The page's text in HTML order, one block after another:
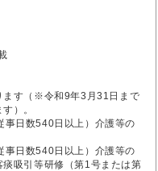
ます（※令和9年3月31日まで
）。
日数540日以上）介護等の
日数540日以上）介護等の
吸引等研修（第1号または第